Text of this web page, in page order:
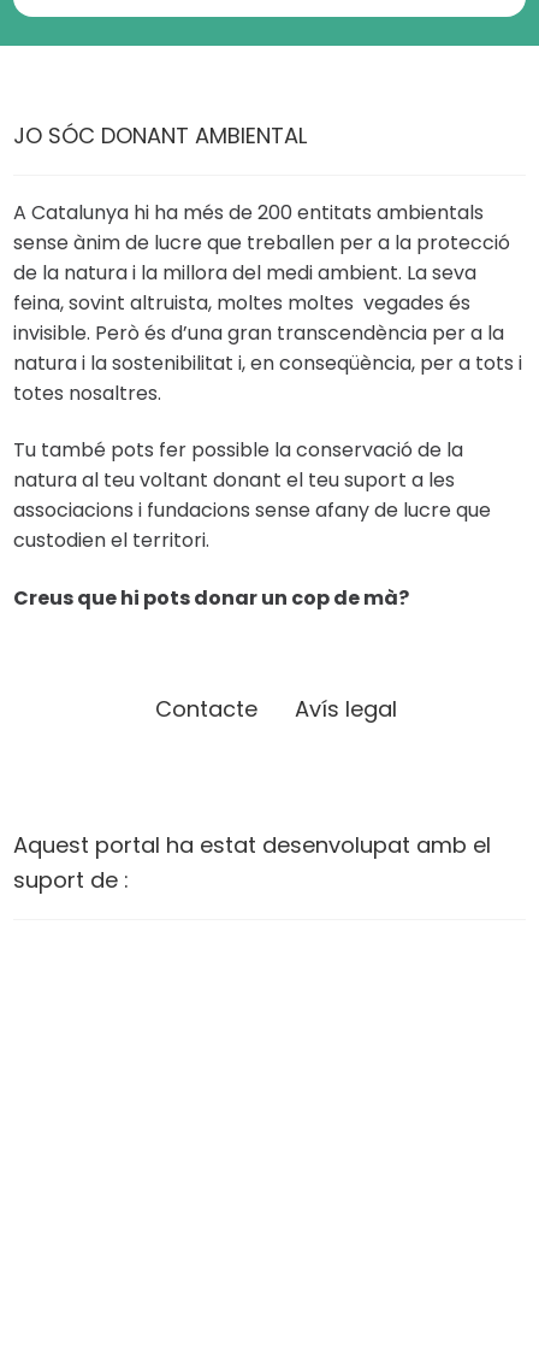
JO SÓC DONANT AMBIENTAL
A Catalunya hi ha més de 200 entitats ambientals
sense ànim de lucre que treballen per a la protecció
de la natura i la millora del medi ambient. La seva
feina, sovint altruista, moltes moltes vegades és
invisible. Però és d’una gran transcendència per a la
natura i la sostenibilitat i, en conseqüència, per a tots i
totes nosaltres.
Tu també pots fer possible la conservació de la
natura al teu voltant donant el teu suport a les
associacions i fundacions sense afany de lucre que
custodien el territori.
Creus que hi pots donar un cop de mà?
Contacte Avís legal
Aquest portal ha estat desenvolupat amb el
suport de :